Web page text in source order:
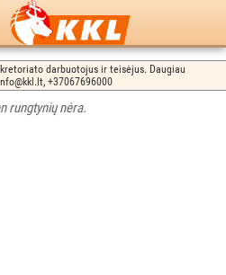
darbuotojus ir teisėjus. Daugiau
+37067696000
rungtynių nėra.